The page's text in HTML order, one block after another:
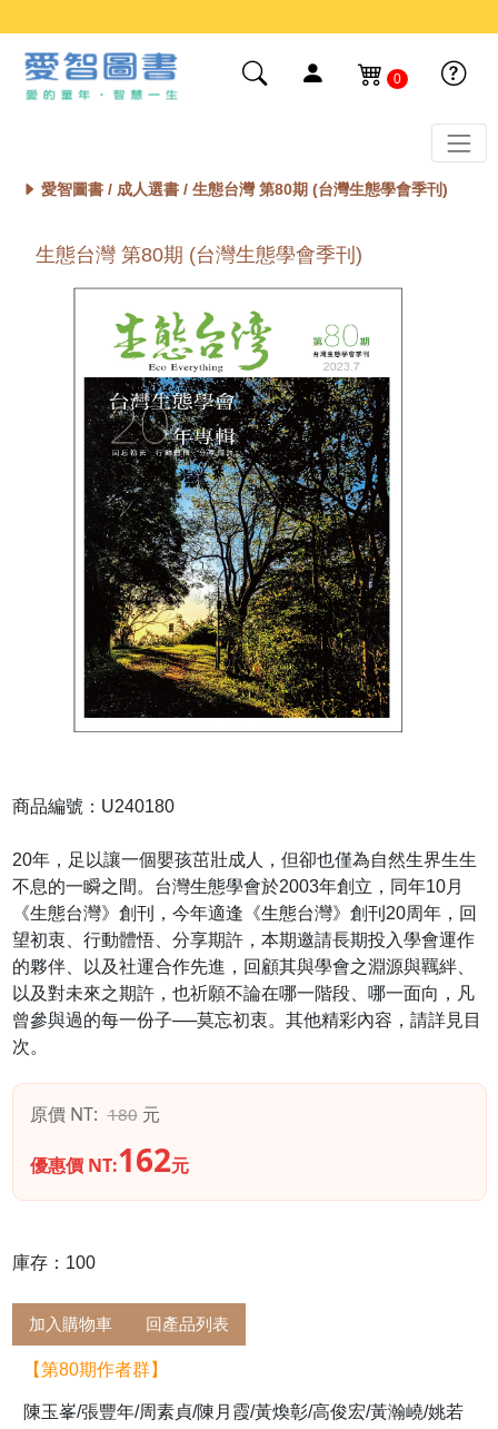
0
愛智圖書 / 成人選書/ 生態台灣 第80期 (台灣生態學會季刊)
生態台灣 第80期 (台灣生態學會季刊)
商品編號：U240180
20年，足以讓一個嬰孩茁壯成人，但卻也僅為自然生界生生
不息的一瞬之間。台灣生態學會於2003年創立，同年10月
《生態台灣》創刊，今年適逢《生態台灣》創刊20周年，回
望初衷、行動體悟、分享期許，本期邀請長期投入學會運作
的夥伴、以及社運合作先進，回顧其與學會之淵源與羈絆、
以及對未來之期許，也祈願不論在哪一階段、哪一面向，凡
曾參與過的每一份子──莫忘初衷。其他精彩內容，請詳見目
次。
原價 NT: 180元
優惠價 NT:162元
庫存：100
加入購物車 回產品列表
【第80期作者群】
陳玉峯/張豐年/周素貞/陳月霞/黃煥彰/高俊宏/黃瀚嶢/姚若